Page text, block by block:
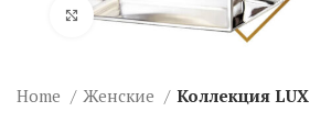
Нажмите, чтобы увеличить
Home Женские Коллекция LUX